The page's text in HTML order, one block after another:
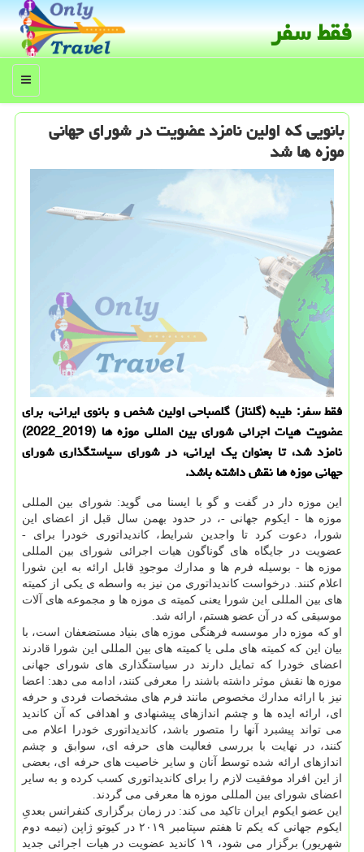
فقط سفر
منو
بانویی كه اولین نامزد عضویت در شورای جهانی
موزه ها شد
فقط سفر: طیبه (گلناز) گلصباحی اولین شخص و بانوی ایرانی، برای
عضویت هیات اجرائی شورای بین المللی موزه ها (2019_2022)
نامزد شد، تا بعنوان یك ایرانی، در شورای سیاستگذاری شورای
جهانی موزه ها نقش داشته باشد.
این موزه دار در گفت و گو با ایسنا می گوید: شورای بین المللی
موزه ها - ایكوم جهانی -، در حدود بهمن سال قبل از اعضای این
شورا، دعوت كرد تا واجدین شرایط، كاندیداتوری خودرا برای -
عضویت در جایگاه های گوناگون هیات اجرائی شورای بین المللی
موزه ها - بوسیله فرم ها و مدارك موجودِ قابل ارائه به این شورا
اعلام كنند. درخواست كاندیداتوری من نیز به واسطه ی یكی از كمیته
های بین المللی این شورا یعنی كمیته ی موزه ها و مجموعه های آلات
موسیقی كه در آن عضو هستم، ارائه شد.
او كه موزه دار موسسه فرهنگی موزه های بنیاد مستضعفان است، با
بیان این كه كمیته های ملی یا كمیته های بین المللی این شورا قادرند
اعضای خودرا كه تمایل دارند در سیاستگذاری های شورای جهانی
موزه ها نقش موثر داشته باشند را معرفی كنند، ادامه می دهد: اعضا
نیز با ارائه مدارك مخصوص مانند فرم های مشخصات فردی و حرفه
ای، ارائه ایده ها و چشم اندازهای پیشنهادی و اهدافی كه آن كاندید
می تواند پیشبرد آنها را متصور باشد، كاندیداتوری خودرا اعلام می
كنند، در نهایت با بررسی فعالیت های حرفه ای، سوابق و چشم
اندازهای ارائه شده توسط آنان و سایر خاصیت های حرفه ای، بعضی
از این افراد موفقیت لازم را برای كاندیداتوری كسب كرده و به سایر
اعضای شورای بین المللی موزه ها معرفی می گردند.
این عضو ایكوم ایران تاكید می كند: در زمان برگزاری كنفرانس بعدیِ
ایكوم جهانی كه یكم تا هفتم سپتامبر ۲۰۱۹ در كیوتو ژاپن (نیمه دوم
شهریور) برگزار می شود، ۱۹ كاندید عضویت در هیات اجرائی جدید